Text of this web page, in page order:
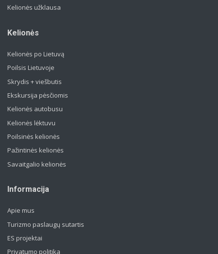
Kelionės užklausa
Kelionės
Kelionės po Lietuvą
Poilsis Lietuvoje
Skrydis + viešbutis
Ekskursija pėsčiomis
Kelionės autobusu
Kelionės lėktuvu
Poilsinės kelionės
Pažintinės kelionės
Savaitgalio kelionės
Informacija
Apie mus
Turizmo paslaugų sutartis
ES projektai
Privatumo politika